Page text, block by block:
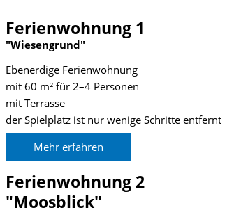
Ferienwohnung 1
"Wiesengrund"
Ebenerdige Ferienwohnung
mit 60 m² für 2–4 Personen
mit Terrasse
der Spielplatz ist nur wenige Schritte entfernt
Mehr erfahren
Ferienwohnung 2
"Moosblick"